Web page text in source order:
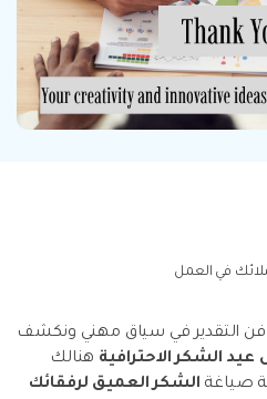
Backup
عمل نسخ احتياطي الهاتف وبيانات WhatsApp
واستعادتها بسهولة
في العمل
التقديرفي سياق مهني ونكشف
عيد الشكر الاحترافية هنالك
صياغة الشكر العميق لرفقائك